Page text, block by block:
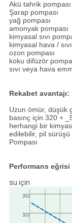
Akü tahrik pompası
Şarap pompası
yağ pompası
amonyak pompası
kimyasal sıvı
kimyasal hava /
ozon pompası
koku difüzör
sıvı veya hava
Rekabet avantajı:
Uzun ömür, düşük
basınç için 320 +
herhangi bir
edilebilir, pil sürüşü
Pompası
Performans eğrisi
su için